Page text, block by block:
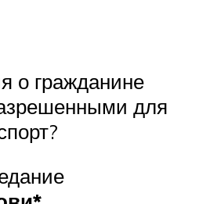
о гражданине
для